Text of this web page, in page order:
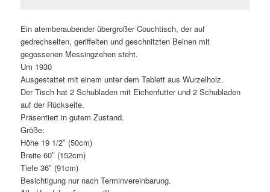
Ein atemberaubender übergroßer Couchtisch, der auf
gedrechselten, geriffelten und geschnitzten Beinen mit
gegossenen Messingzehen steht.
Um 1930
Ausgestattet mit einem unter dem Tablett aus Wurzelholz.
Der Tisch hat 2 Schubladen mit Eichenfutter und 2 Schubladen
auf der Rückseite.
Präsentiert in gutem Zustand.
Größe:
Höhe 19 1/2″ (50cm)
Breite 60″ (152cm)
Tiefe 36″ (91cm)
Besichtigung nur nach Terminvereinbarung.